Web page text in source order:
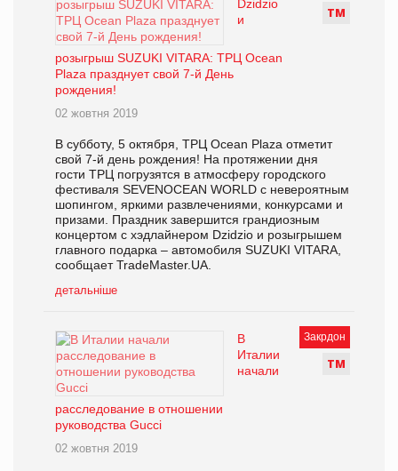
ТМ
Dzidzio
и
розыгрыш SUZUKI VITARA: ТРЦ Ocean
Plaza празднует свой 7-й День
рождения!
02 жовтня 2019
В субботу, 5 октября, ТРЦ Ocean Plaza отметит
свой 7-й день рождения! На протяжении дня
гости ТРЦ погрузятся в атмосферу городского
фестиваля SEVENOCEAN WORLD с невероятным
шопингом, яркими развлечениями, конкурсами и
призами. Праздник завершится грандиозным
концертом с хэдлайнером Dzidzio и розыгрышем
главного подарка – автомобиля SUZUKI VITARA,
сообщает TradeMaster.UA.
детальніше
Закрдон
ТМ
В
Италии
начали
расследование в отношении
руководства Gucci
02 жовтня 2019